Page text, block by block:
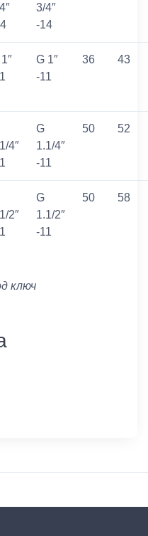
3/4″
-14
G 1″
-11
36 43
4″
G
1.1/4″
-11
50 52
2″
G
1.1/2″
-11
50 58
ключ